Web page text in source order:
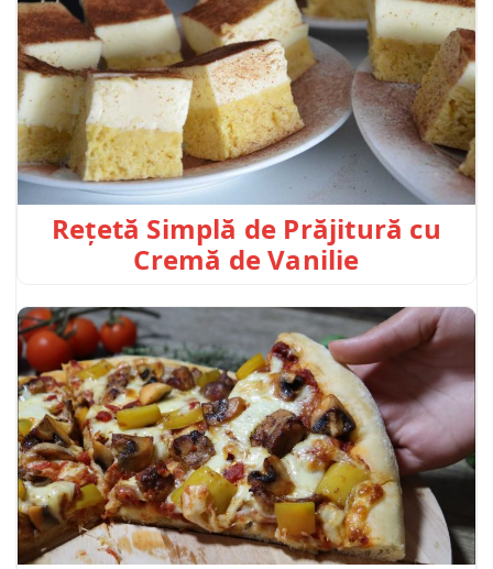
Rețetă Simplă de Prăjitură cu
Cremă de Vanilie